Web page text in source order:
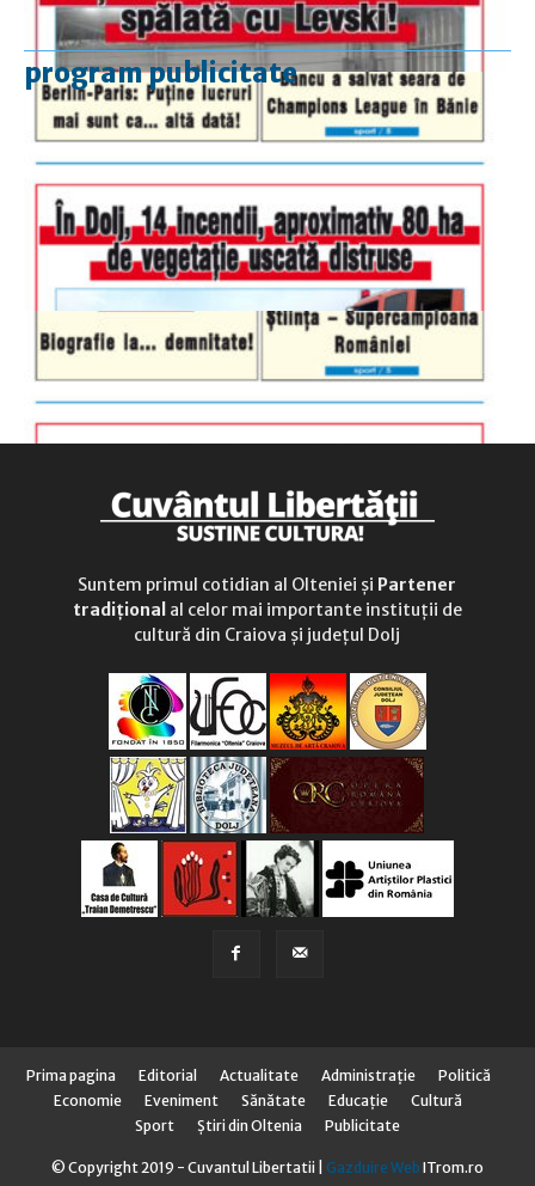
program publicitate
luni-vineri
9.00 - 17.00
duminică
9.00 - 12.00
Suntem primul cotidian al Olteniei și Partener
tradițional al celor mai importante instituții de
cultură din Craiova și județul Dolj
Prima pagina Editorial Actualitate Administraţie
Politică
Economie
Eveniment Sănătate Educaţie
Cultură
Sport
Știri din Oltenia Publicitate
© Copyright 2019 - Cuvantul Libertatii | Gazduire Web ITrom.ro